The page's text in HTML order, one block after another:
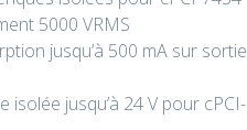
5000 VRMS
jusqu’à 500 mA sur sortie
isolée jusqu’à 24 V pour cPCI-